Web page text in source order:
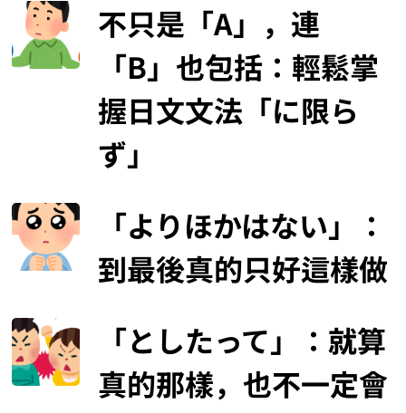
不只是「A」，連
「B」也包括：輕鬆掌
握日文文法「に限ら
ず」
「よりほかはない」：
到最後真的只好這樣做
「としたって」：就算
真的那樣，也不一定會